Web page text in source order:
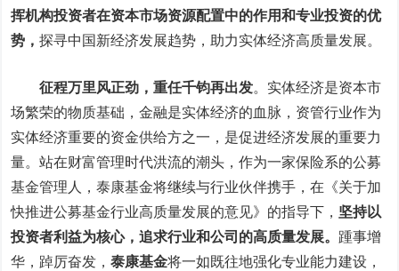
挥机构投资者在资本市场资源配置中的作用和专业投资的优
势，探寻中国新经济发展趋势，助力实体经济高质量发展。
征程万里风正劲，重任千钧再出发。 实体经济是资本市
场繁荣的物质基础，金融是实体经济的血脉，资管行业作为
实体经济重要的资金供给方之一，是促进经济发展的重要力
量。站在财富管理时代洪流的潮头，作为一家保险系的公募
基金管理人，泰康基金将继续与行业伙伴携手，在《关于加
快推进公募基金行业高质量发展的意见》的指导下， 坚持以
投资者利益为核心，追求行业和公司的高质量发展。 踵事增
华，踔厉奋发，泰康基金将一如既往地强化专业能力建设，